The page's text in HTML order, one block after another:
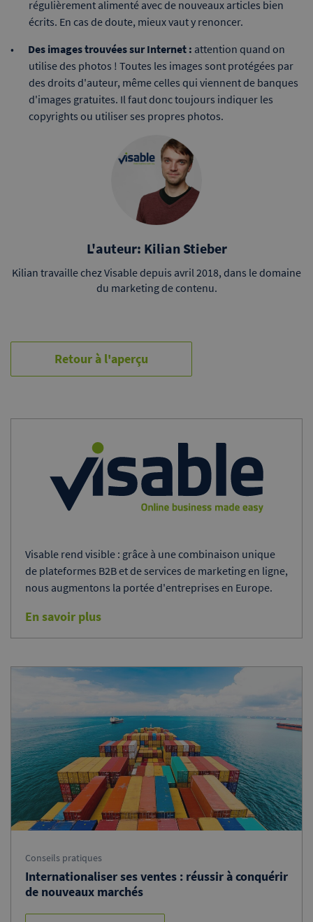
régulièrement alimenté avec de nouveaux articles bien
écrits. En cas de doute, mieux vaut y renoncer.
Des images trouvées sur Internet : attention quand on
utilise des photos ! Toutes les images sont protégées par
des droits d'auteur, même celles qui viennent de banques
d'images gratuites. Il faut donc toujours indiquer les
copyrights ou utiliser ses propres photos.
L'auteur: Kilian Stieber
Kilian travaille chez Visable depuis avril 2018, dans le domaine
du marketing de contenu.
Retour à l'aperçu
Visable rend visible : grâce à une combinaison unique
de plateformes B2B et de services de marketing en ligne,
nous augmentons la portée d'entreprises en Europe.
En savoir plus
Conseils pratiques
Internationaliser ses ventes : réussir à conquérir
de nouveaux marchés